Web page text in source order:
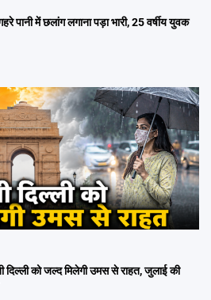
में छलांग लगाना पड़ा भारी, 25 वर्षीय युवक
को जल्द मिलेगी उमस से राहत, जुलाई की